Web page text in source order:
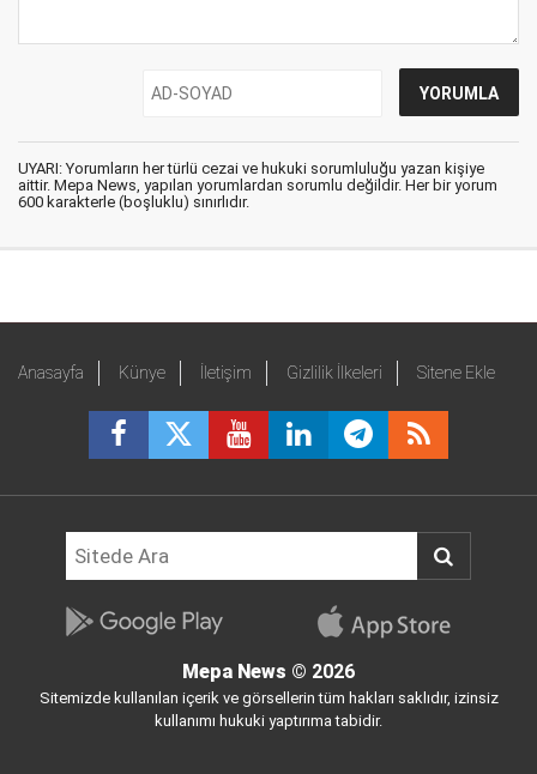
UYARI: Yorumların her türlü cezai ve hukuki sorumluluğu yazan kişiye
aittir. Mepa News, yapılan yorumlardan sorumlu değildir. Her bir yorum
600 karakterle (boşluklu) sınırlıdır.
Anasayfa Künye İletişim Gizlilik İlkeleri Sitene Ekle
Mepa News © 2026
Sitemizde kullanılan içerik ve görsellerin tüm hakları saklıdır, izinsiz
kullanımı hukuki yaptırıma tabidir.